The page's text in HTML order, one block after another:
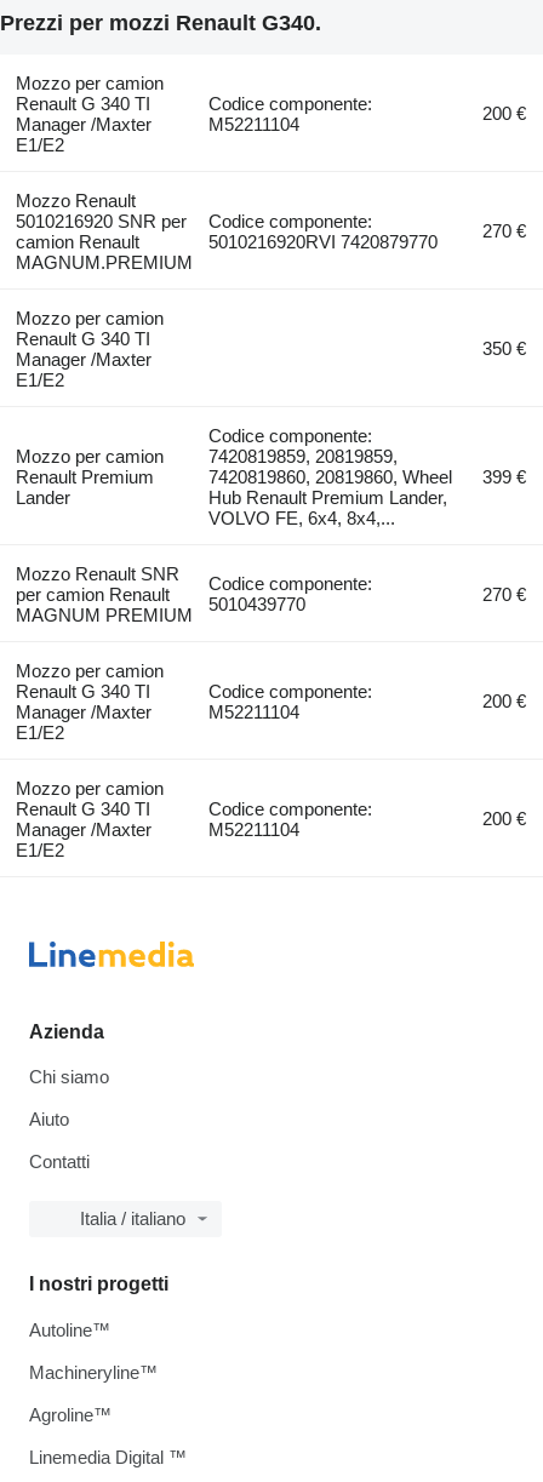
Prezzi per mozzi Renault G340.
Mozzo per camion
Renault G 340 TI
Manager /Maxter
E1/E2
Codice componente:
M52211104
200 €
Mozzo Renault
5010216920 SNR per
camion Renault
MAGNUM.PREMIUM
Codice componente:
5010216920RVI 7420879770
270 €
Mozzo per camion
Renault G 340 TI
Manager /Maxter
E1/E2
350 €
Mozzo per camion
Renault Premium
Lander
Codice componente:
7420819859, 20819859,
7420819860, 20819860, Wheel
Hub Renault Premium Lander,
VOLVO FE, 6x4, 8x4,...
399 €
Mozzo Renault SNR
per camion Renault
MAGNUM PREMIUM
Codice componente:
5010439770
270 €
Mozzo per camion
Renault G 340 TI
Manager /Maxter
E1/E2
Codice componente:
M52211104
200 €
Mozzo per camion
Renault G 340 TI
Manager /Maxter
E1/E2
Codice componente:
M52211104
200 €
Azienda
Chi siamo
Aiuto
Contatti
Italia / italiano
I nostri progetti
Autoline™
Machineryline™
Agroline™
Linemedia Digital ™